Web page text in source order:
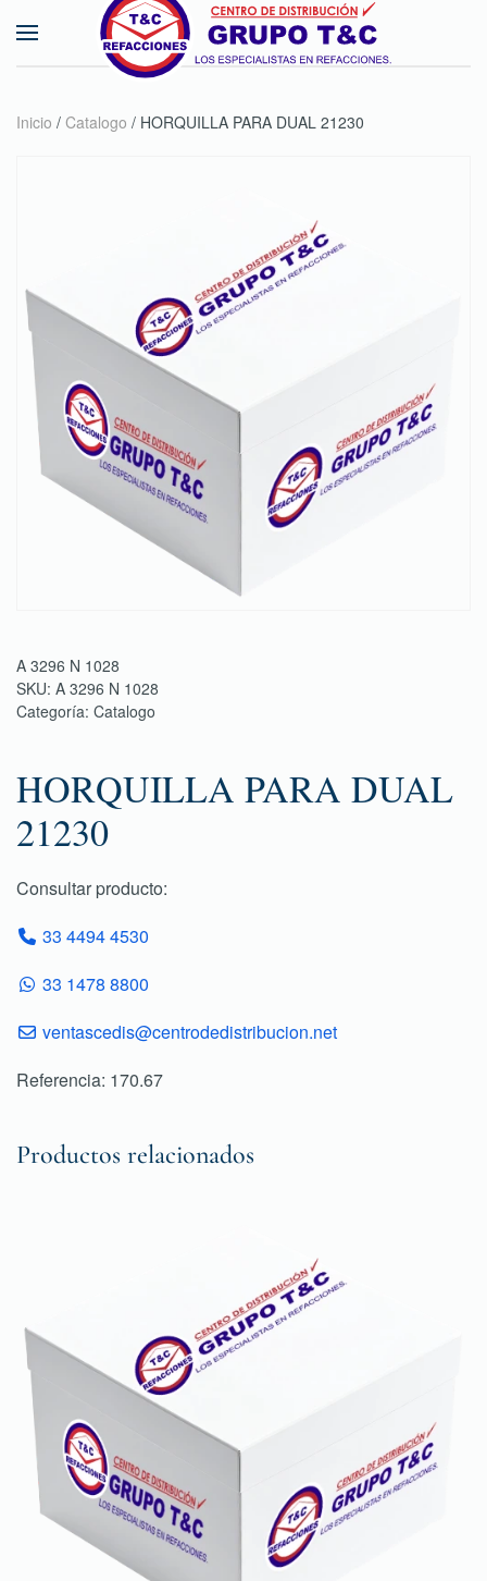
Skip to main content
Inicio / Catalogo / HORQUILLA PARA DUAL 21230
A 3296 N 1028
SKU: A 3296 N 1028
Categoría: Catalogo
HORQUILLA PARA DUAL
21230
Consultar producto:
33 4494 4530
33 1478 8800
ventascedis@centrodedistribucion.net
Referencia: 170.67
Productos relacionados